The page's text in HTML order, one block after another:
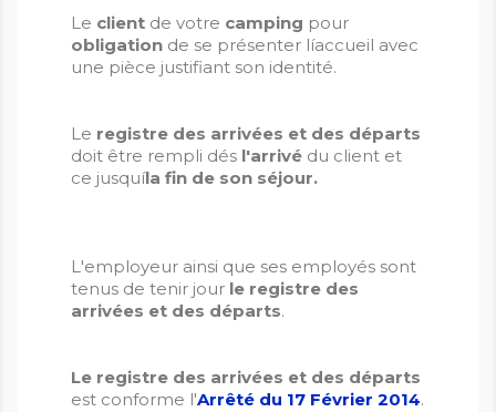
Le client de votre camping pour
obligation de se présenter líaccueil avec
une pièce justifiant son identité.
Le registre des arrivées et des départs
doit être rempli dés l'arrivé du client et
ce jusquíla fin de son séjour.
L'employeur ainsi que ses employés sont
tenus de tenir jour le registre des
arrivées et des départs.
Le registre des arrivées et des départs
est conforme l'Arrêté du 17 Février 2014.